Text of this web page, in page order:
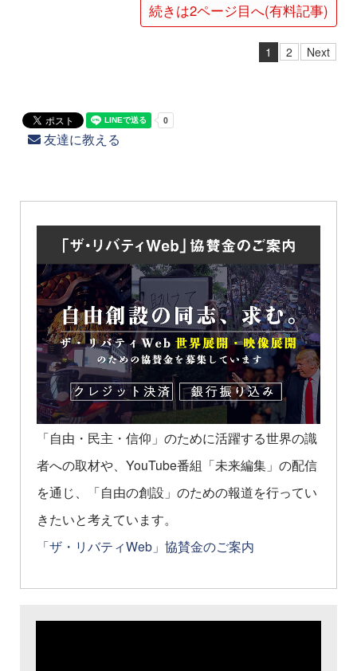
続きは2ページ目へ(有料記事)
1 2 Next
友達に教える
「自由・民主・信仰」のために活躍する世界の識
者への取材や、YouTube番組「未来編集」の配信
を通じ、「自由の創設」のための報道を行ってい
きたいと考えています。
「ザ・リバティWeb」協賛金のご案内